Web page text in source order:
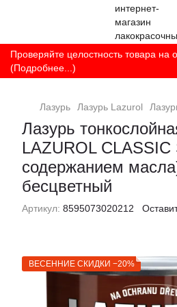
Проверяйте целостность товара на
(Подробнее...)
Лазурь Лазурь Lazurol
Лазурь
LAZUROL CLASSIC
содержанием
бесцветный
Артикул: 8595073020212
ВЕСЕННИЕ СКИДКИ −20%